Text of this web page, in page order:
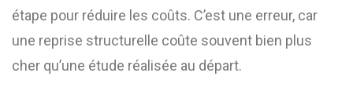
étape pour réduire les coûts. C’est une erreur, car
une reprise structurelle coûte souvent bien plus
cher qu’une étude réalisée au départ.